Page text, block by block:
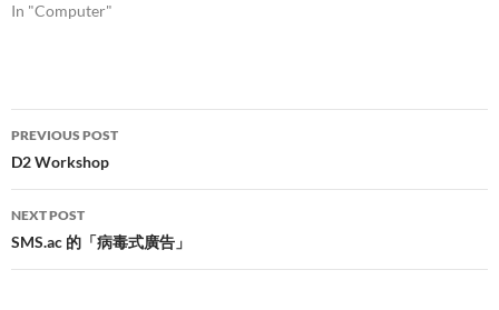
In "Computer"
Post
navigation
PREVIOUS POST
D2 Workshop
NEXT POST
SMS.ac 的「病毒式廣告」